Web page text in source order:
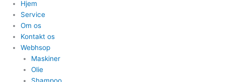
Hjem
Service
Om os
Kontakt os
Webhsop
Maskiner
Olie